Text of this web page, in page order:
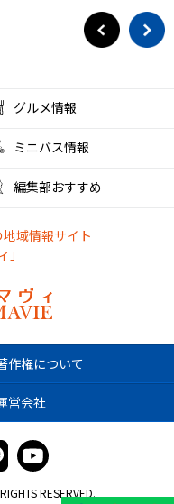
グルメ情報
ミニバス情報
編集部おすすめ
域情報サイト
」
作権について
営会社
RESERVED.